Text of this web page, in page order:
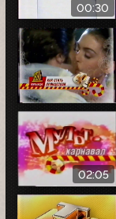
00:30
02:05